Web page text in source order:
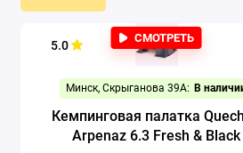
5.0
СМОТРЕТЬ
Минск, Скрыганова 39А: В
Кемпинговая палатка
Arpenaz 6.3 Fresh & Black